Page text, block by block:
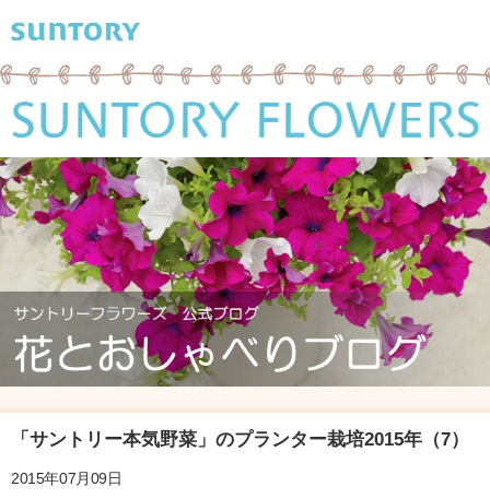
「サントリー本気野菜」のプランター栽培2015年（7）
2015年07月09日